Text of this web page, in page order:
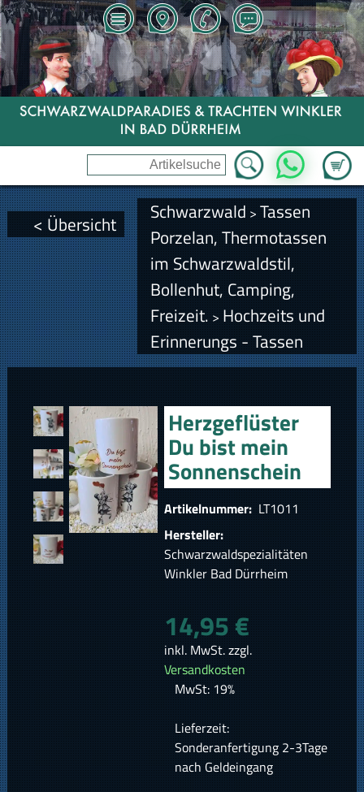
Zum
WhatsApp
< Übersicht Schwarzwald > Tassen
Porzelan, Thermotassen
im Schwarzwaldstil,
Bollenhut, Camping,
Freizeit. > Hochzeits und
Erinnerungs - Tassen
Herzgeflüster
Du bist mein
Sonnenschein
Artikelnummer: LT1011
Hersteller:
Schwarzwaldspezialitäten
Winkler Bad Dürrheim
14,95 €
inkl. MwSt. zzgl.
Versandkosten
MwSt: 19%
Lieferzeit:
Sonderanfertigung 2-3Tage
nach Geldeingang